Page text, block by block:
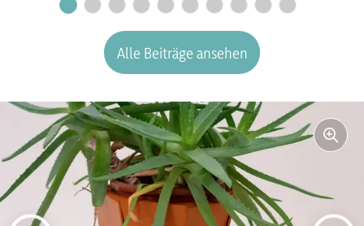
Alle Beiträge ansehen